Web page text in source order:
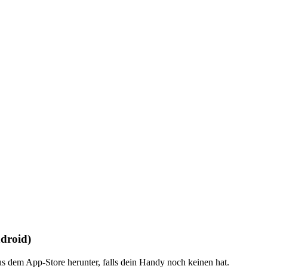
dem App-Store herunter, falls dein Handy noch keinen hat.